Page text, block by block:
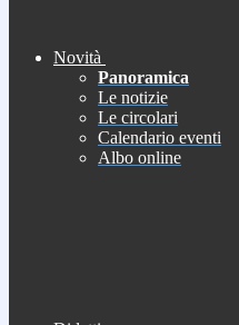
Novità
Panoramica
Le notizie
Le circolari
Calendario eventi
Albo online